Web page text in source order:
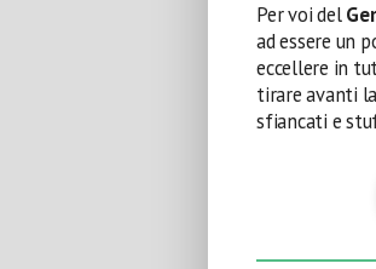
Per voi del
ad essere un
eccellere in
tirare avanti
sfiancati e